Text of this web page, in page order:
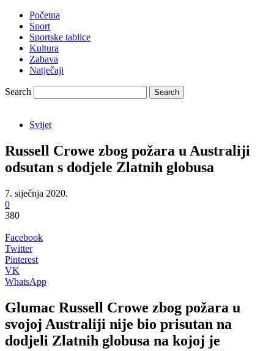
Početna
Sport
Sportske tablice
Kultura
Zabava
Natječaji
Search
Svijet
Russell Crowe zbog požara u Australiji
odsutan s dodjele Zlatnih globusa
7. siječnja 2020.
0
380
Facebook
Twitter
Pinterest
VK
WhatsApp
Glumac Russell Crowe zbog požara u
svojoj Australiji nije bio prisutan na
dodjeli Zlatnih globusa na kojoj je